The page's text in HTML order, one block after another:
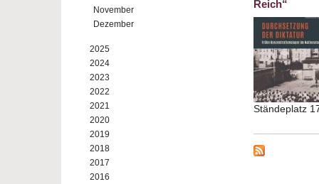
November
Dezember
2025
2024
2023
2022
2021
2020
2019
2018
2017
2016
Reich“
Ständeplatz